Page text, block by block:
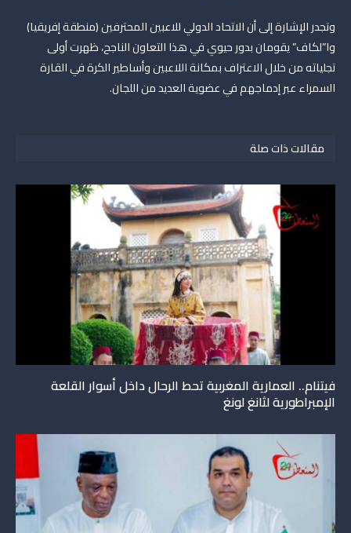
وتجدر الإشارة إلى أن الاتحاد الدولي للاعبين المحترفين (منطقة إفريقيا)
وا”لكاف” يقومان بدور حيوي في هذا التعاون الناجح، ظهرت أولى
تجلياته من خلال الاعتراف بمكانة اللاعبين وأساطير الكرة في القارة
السمراء عبر إدماجهم في عضوية العديد من اللجان.
مقالات ذات صلة
فيتنام.. العمارية المغربية تحط الرحال داخل أسوار القلعة
الإمبراطورية لثانغ لونغ